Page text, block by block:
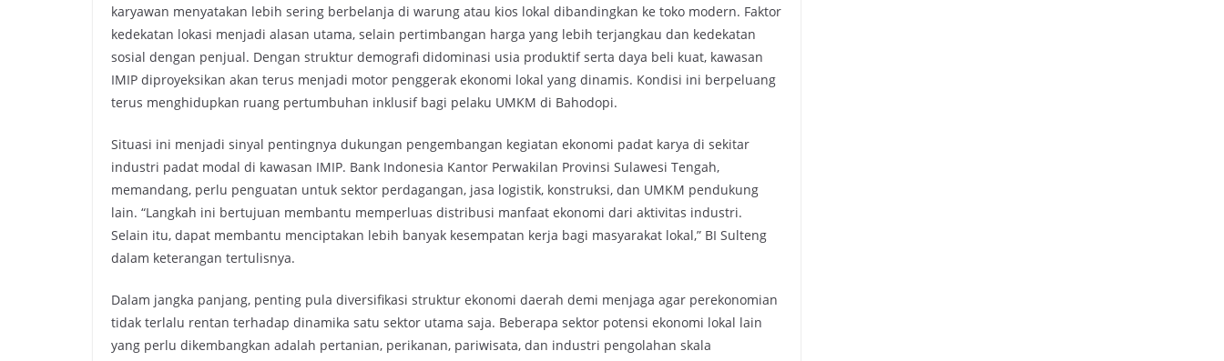
karyawan menyatakan lebih sering berbelanja di warung atau kios lokal dibandingkan ke toko modern. Faktor
kedekatan lokasi menjadi alasan utama, selain pertimbangan harga yang lebih terjangkau dan kedekatan
sosial dengan penjual. Dengan struktur demografi didominasi usia produktif serta daya beli kuat, kawasan
IMIP diproyeksikan akan terus menjadi motor penggerak ekonomi lokal yang dinamis. Kondisi ini berpeluang
terus menghidupkan ruang pertumbuhan inklusif bagi pelaku UMKM di Bahodopi.
Situasi ini menjadi sinyal pentingnya dukungan pengembangan kegiatan ekonomi padat karya di sekitar
industri padat modal di kawasan IMIP. Bank Indonesia Kantor Perwakilan Provinsi Sulawesi Tengah,
memandang, perlu penguatan untuk sektor perdagangan, jasa logistik, konstruksi, dan UMKM pendukung
lain. “Langkah ini bertujuan membantu memperluas distribusi manfaat ekonomi dari aktivitas industri.
Selain itu, dapat membantu menciptakan lebih banyak kesempatan kerja bagi masyarakat lokal,” BI Sulteng
dalam keterangan tertulisnya.
Dalam jangka panjang, penting pula diversifikasi struktur ekonomi daerah demi menjaga agar perekonomian
tidak terlalu rentan terhadap dinamika satu sektor utama saja. Beberapa sektor potensi ekonomi lokal lain
yang perlu dikembangkan adalah pertanian, perikanan, pariwisata, dan industri pengolahan skala